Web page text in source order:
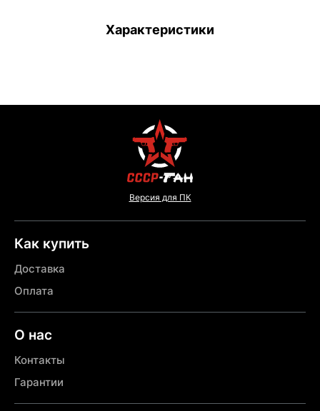
Характеристики
Версия для ПК
Как купить
Доставка
Оплата
О нас
Контакты
Гарантии